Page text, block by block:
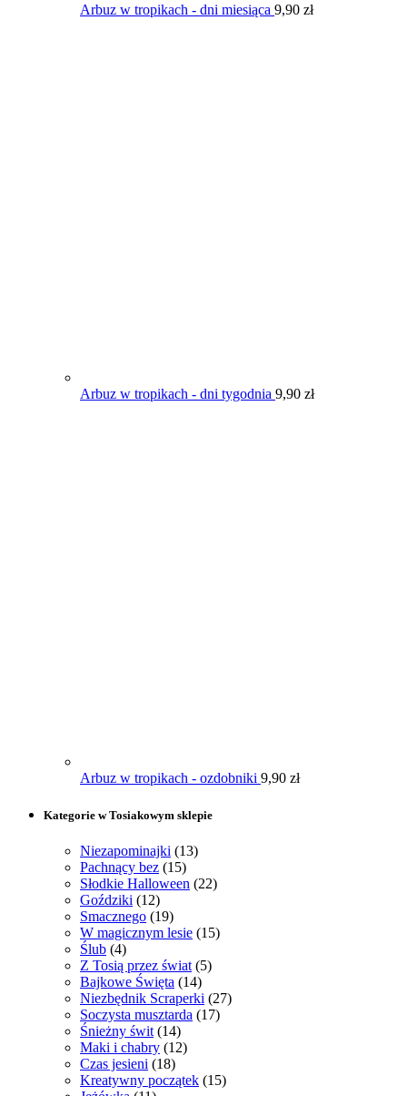
Arbuz w tropikach - dni miesiąca 9,90 zł
Arbuz w tropikach - dni tygodnia 9,90 zł
Arbuz w tropikach - ozdobniki 9,90 zł
Kategorie w Tosiakowym sklepie
Niezapominajki (13)
Pachnący bez (15)
Słodkie Halloween (22)
Goździki (12)
Smacznego (19)
W magicznym lesie (15)
Ślub (4)
Z Tosią przez świat (5)
Bajkowe Święta (14)
Niezbędnik Scraperki (27)
Soczysta musztarda (17)
Śnieżny świt (14)
Maki i chabry (12)
Czas jesieni (18)
Kreatywny początek (15)